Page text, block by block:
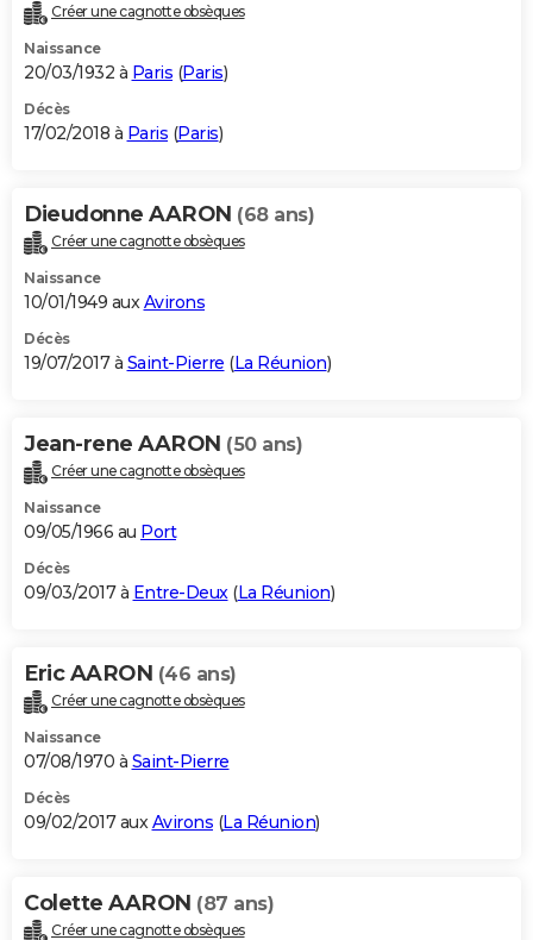
Créer une cagnotte obsèques
Naissance
20/03/1932 à Paris (Paris)
Décès
17/02/2018 à Paris (Paris)
Dieudonne AARON (68 ans)
Créer une cagnotte obsèques
Naissance
10/01/1949 auxAvirons
Décès
19/07/2017 à Saint-Pierre (La Réunion)
Jean-rene AARON (50 ans)
Créer une cagnotte obsèques
Naissance
09/05/1966 au Port
Décès
09/03/2017 à Entre-Deux(La Réunion)
Eric AARON (46 ans)
Créer une cagnotte obsèques
Naissance
07/08/1970 à Saint-Pierre
Décès
09/02/2017 auxAvirons (La Réunion)
Colette AARON (87 ans)
Créer une cagnotte obsèques